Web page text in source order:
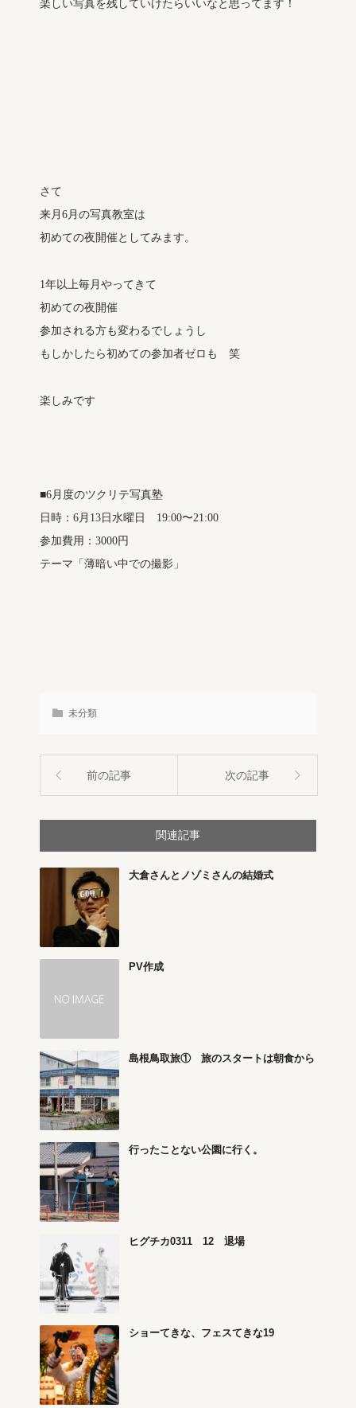
楽しい写真を残していけたらいいなと思ってます！
さて
来月6月の写真教室は
初めての夜開催としてみます。
1年以上毎月やってきて
初めての夜開催
参加される方も変わるでしょうし
もしかしたら初めての参加者ゼロも 笑
楽しみです
■6月度のツクリテ写真塾
日時：6月13日水曜日 19:00〜21:00
参加費用：3000円
テーマ「薄暗い中での撮影」
未分類
前の記事 次の記事
関連記事
大倉さんとノゾミさんの結婚式
PV作成
島根鳥取旅① 旅のスタートは朝食から
行ったことない公園に行く。
ヒグチカ0311 12 退場
ショーてきな、フェスてきな19